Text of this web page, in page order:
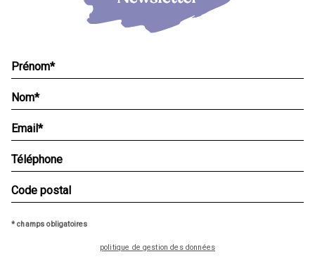
* champs obligatoires
politique de gestion des données